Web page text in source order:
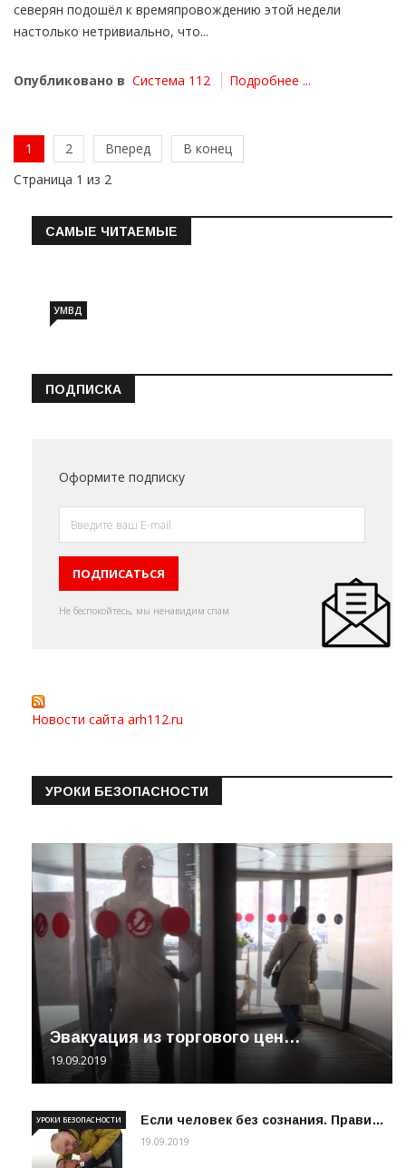
северян подошёл к времяпровождению этой недели
настолько нетривиально, что...
Опубликовано в Система 112 Подробнее ...
1 2 Вперед
В конец
Страница 1 из 2
САМЫЕ ЧИТАЕМЫЕ
УМВД
ПОДПИСКА
Оформите подписку
Не беспокойтесь, мы ненавидим спам
Новости сайта arh112.ru
УРОКИ БЕЗОПАСНОСТИ
Эвакуация из торгового цен…
19.09.2019
Если человек без сознания. Прави…
УРОКИ БЕЗОПАСНОСТИ
19.09.2019